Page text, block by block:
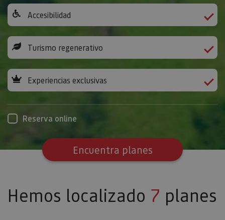
Accesibilidad
Turismo regenerativo
Experiencias exclusivas
Reserva online
Encuentra planes
Hemos localizado 7 planes